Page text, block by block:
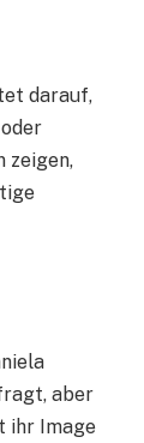
darauf,
zeigen,
aber
ihr Image